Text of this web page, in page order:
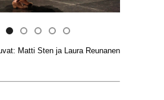
Matti Sten ja Laura Reunanen